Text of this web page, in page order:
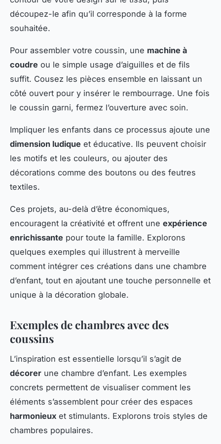
découpez-le afin qu’il corresponde à la forme
souhaitée.
Pour assembler votre coussin, une machine à
coudre ou le simple usage d’aiguilles et de fils
suffit. Cousez les pièces ensemble en laissant un
côté ouvert pour y insérer le rembourrage. Une fois
le coussin garni, fermez l’ouverture avec soin.
Impliquer les enfants dans ce processus ajoute une
dimension ludique et éducative. Ils peuvent choisir
les motifs et les couleurs, ou ajouter des
décorations comme des boutons ou des feutres
textiles.
Ces projets, au-delà d’être économiques,
encouragent la créativité et offrent une expérience
enrichissante pour toute la famille. Explorons
quelques exemples qui illustrent à merveille
comment intégrer ces créations dans une chambre
d’enfant, tout en ajoutant une touche personnelle et
unique à la décoration globale.
Exemples de chambres avec des
coussins
L’inspiration est essentielle lorsqu’il s’agit de
décorer une chambre d’enfant. Les exemples
concrets permettent de visualiser comment les
éléments s’assemblent pour créer des espaces
harmonieux et stimulants. Explorons trois styles de
chambres populaires.